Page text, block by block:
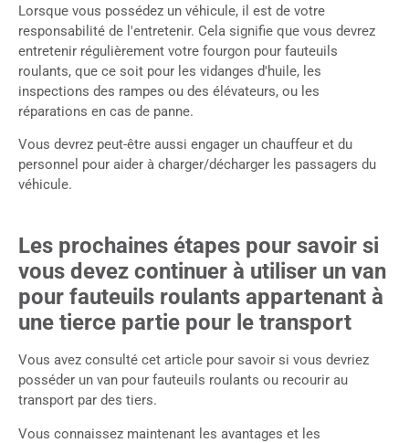
Lorsque vous possédez un véhicule, il est de votre
responsabilité de l'entretenir. Cela signifie que vous devrez
entretenir régulièrement votre fourgon pour fauteuils
roulants, que ce soit pour les vidanges d'huile, les
inspections des rampes ou des élévateurs, ou les
réparations en cas de panne.
Vous devrez peut-être aussi engager un chauffeur et du
personnel pour aider à charger/décharger les passagers du
véhicule.
Les prochaines étapes pour savoir si
vous devez continuer à utiliser un van
pour fauteuils roulants appartenant à
une tierce partie pour le transport
Vous avez consulté cet article pour savoir si vous devriez
posséder un van pour fauteuils roulants ou recourir au
transport par des tiers.
Vous connaissez maintenant les avantages et les